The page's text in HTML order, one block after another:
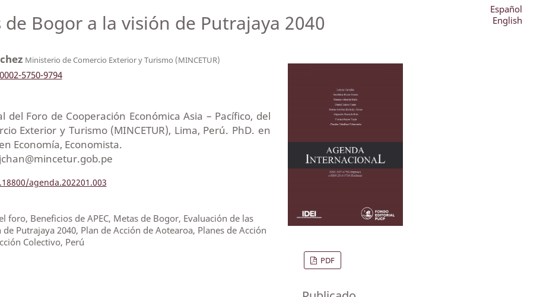
de Bogor a la visión de Putrajaya 2040
Ministerio de Comercio Exterior y Turismo (MINCETUR)
5750-9794
del Foro de Cooperación Económica Asia – Pacífico, del
Exterior y Turismo (MINCETUR), Lima, Perú. PhD. en
Economía, Economista.
agenda.202201.003
foro, Beneficios de APEC, Metas de Bogor, Evaluación de las
Putrajaya 2040, Plan de Acción de Aotearoa, Planes de Acción
Colectivo, Perú
PDF
Español
English